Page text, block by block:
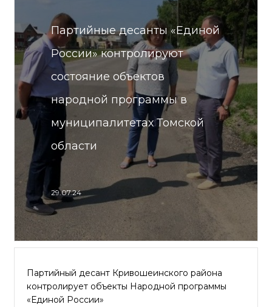
Партийные десанты «Единой
России» контролируют
состояние объектов
народной программы в
муниципалитетах Томской
области
29.07.24
Партийный десант Кривошеинского района
контролирует объекты Народной программы
«Единой России»